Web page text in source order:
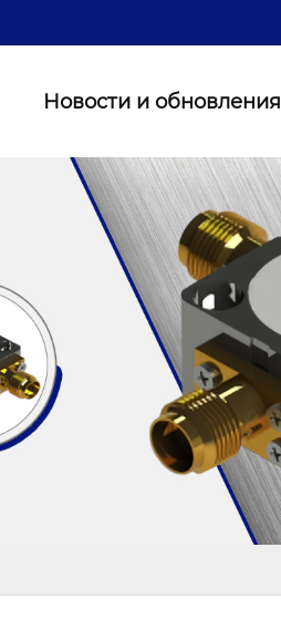
Новости и обновления